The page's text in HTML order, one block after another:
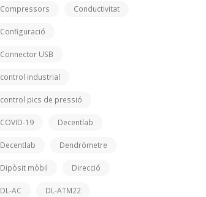
Compressors Conductivitat
Configuració
Connector USB
control industrial
control pics de pressió
COVID-19 Decentlab
Decentlab Dendròmetre
Dipòsit mòbil Direcció
DL-AC DL-ATM22